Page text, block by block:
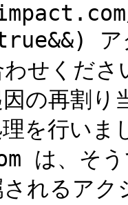
アク
せくださ
の再割
を行いま
れるア